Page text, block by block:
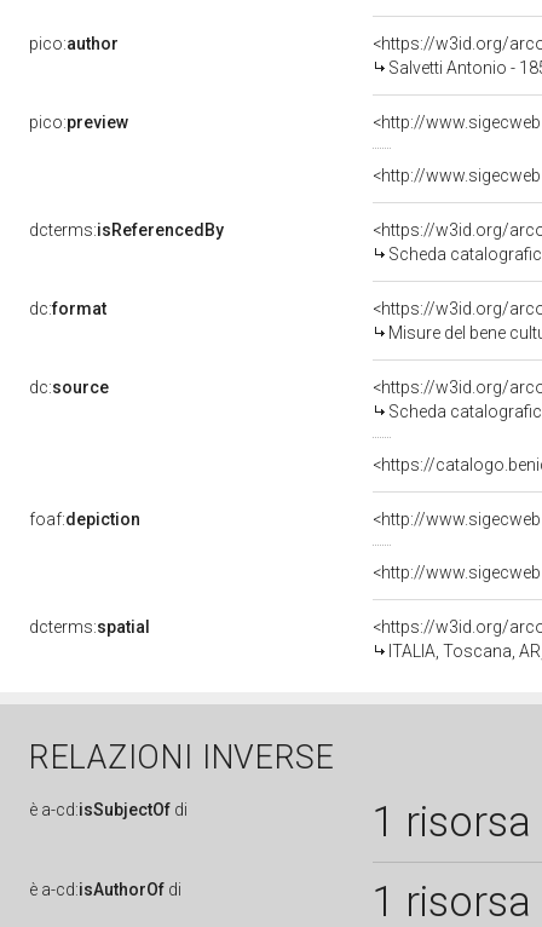
pico:author
<https://w3id.org/
Salvetti Antonio -
pico:preview <http://
<http://
dcterms:isReferencedBy
<https://w3id.org/
Scheda
dc:format
<https://w3id.org/
Misure del bene
dc:source
<https://w3id.org/
Scheda
<https://
foaf:depiction <http://
<http://
dcterms:spatial
<https://w3id.org/
ITALIA, Toscana,
RELAZIONI INVERSE
è a-cd:isSubjectOf di 1 risorsa
è a-cd:isAuthorOf di 1 risorsa